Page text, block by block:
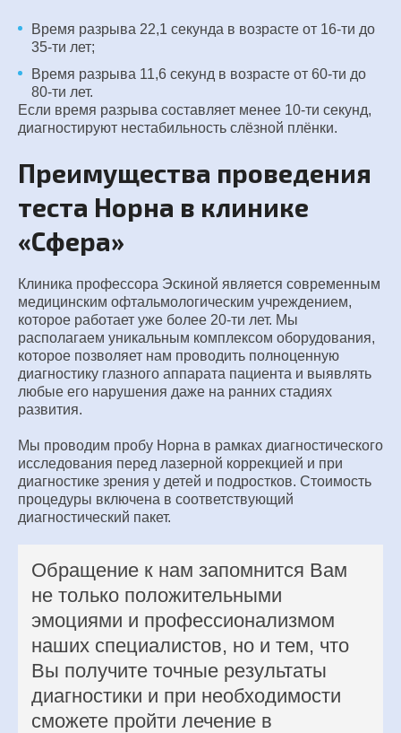
Время разрыва 22,1 секунда в возрасте от 16-ти до
35-ти лет;
Время разрыва 11,6 секунд в возрасте от 60-ти до
80-ти лет.
Если время разрыва составляет менее 10-ти секунд,
диагностируют нестабильность слёзной плёнки.
Преимущества проведения
теста Норна в клинике
«Сфера»
Клиника профессора Эскиной является современным
медицинским офтальмологическим учреждением,
которое работает уже более 20-ти лет. Мы
располагаем уникальным комплексом оборудования,
которое позволяет нам проводить полноценную
диагностику глазного аппарата пациента и выявлять
любые его нарушения даже на ранних стадиях
развития.
Мы проводим пробу Норна в рамках диагностического
исследования перед лазерной коррекцией и при
диагностике зрения у детей и подростков. Стоимость
процедуры включена в соответствующий
диагностический пакет.
Обращение к нам запомнится Вам
не только положительными
эмоциями и профессионализмом
наших специалистов, но и тем, что
Вы получите точные результаты
диагностики и при необходимости
сможете пройти лечение в